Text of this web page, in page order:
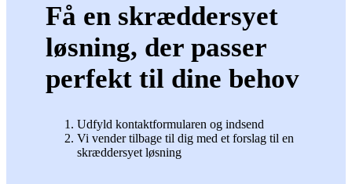
Få en skræddersyet
løsning, der passer
perfekt til dine behov
Udfyld kontaktformularen og indsend
Vi vender tilbage til dig med et forslag til en
skræddersyet løsning